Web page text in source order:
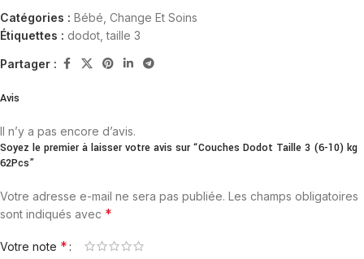
Catégories : Bébé Change Et Soins
Étiquettes : dodot taille 3
Partager :
Avis
Il n’y a pas encore d’avis.
Soyez le premier à laisser votre avis sur “Couches Dodot Taille 3 (6-10) kg
62Pcs”
Votre adresse e-mail ne sera pas publiée. Les champs obligatoires
sont indiqués avec *
Votre note *